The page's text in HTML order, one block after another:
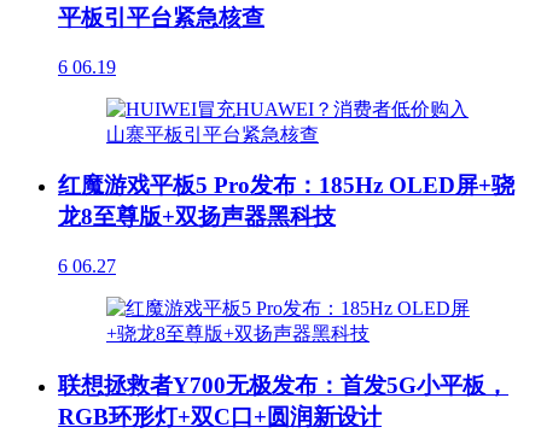
平板引平台紧急核查
6 06.19
红魔游戏平板5 Pro发布：185Hz OLED屏+骁
龙8至尊版+双扬声器黑科技
6 06.27
联想拯救者Y700无极发布：首发5G小平板，
RGB环形灯+双C口+圆润新设计